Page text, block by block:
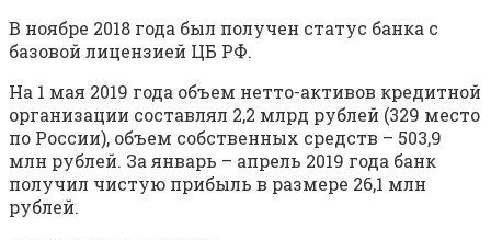
В ноябре 2018 года был получен статус банка с
базовой лицензией ЦБ РФ.
На 1 мая 2019 года объем нетто-активов кредитной
организации составлял 2,2 млрд рублей (329 место
по России), объем собственных средств – 503,9
млн рублей. За январь – апрель 2019 года банк
получил чистую прибыль в размере 26,1 млн
рублей.